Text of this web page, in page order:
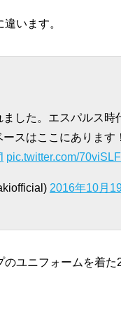
います。
した。エスパルス時
スはここにあります
pic.twitter.com/
2016年10月
ユニフォームを着た